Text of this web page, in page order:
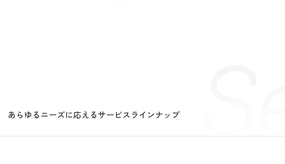
あらゆるニーズに応えるサービスラインナップ